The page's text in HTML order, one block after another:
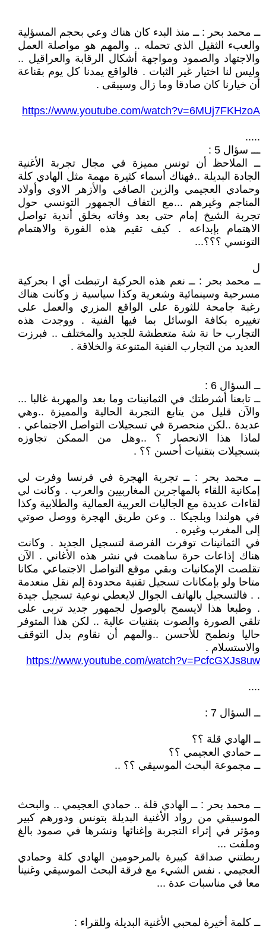
ــ محمد بحر : ــ منذ البدء كان هناك وعي بحجم المسؤلية
والعبء الثقيل الذي تحمله .. والمهم هو مواصلة العمل
والاجتهاد والصمود ومواجهة أشكال الرقابة والعراقيل ..
وليس لنا اختيار غير الثبات . فالواقع يمدنا كل يوم بقناعة
أن خيارنا كان صادقا وما زال وسيبقى .
https://www.youtube.com/watch?v=6MUj7FKHzoA
.....
ـــ سؤال 5 :
ــ الملاحظ أن تونس مميزة في مجال تجربة الأغنية
الجادة البديلة ..فهناك أسماء كثيرة مهمة مثل الهادي كلة
وحمادي العجيمي والزين الصافي والأزهر الاوي وأولاد
المناجم وغيرهم ...مع التفاف الجمهور التونسي حول
تجربة الشيخ إمام حتى بعد وفاته بخلق أندية تواصل
الاهتمام بإبداعه . كيف تقيم هذه الفورة والاهتمام
التونسي ؟؟؟...
ل
ــ محمد بحر : ــ نعم هذه الحركية ارتبطت أي ا بحركية
مسرحية وسينمائية وشعرية وكذا سياسية ز وكانت هناك
رغبة جامحة للثورة على الواقع المزري والعمل على
تغييره بكافة الوسائل بما فيها الفنية . ووجدت هذه
التجارب حا نة شة متعطشة للجديد والمختلف .. فبرزت
العديد من التجارب الفنية المتنوعة والخلاقة .
ــ السؤال 6 :
ــ تابعنا أشرطتك في الثمانينات وما بعد والمهربة غالبا ...
والآن قليل من يتابع التجربة الحالية والمميزة ..وهي
عديدة ..لكن منحصرة في تسجيلات التواصل الاجتماعي .
لماذا هذا الانحصار ؟ ..وهل من الممكن تجاوزه
بتسجيلات بتقنيات أحسن ؟؟ .
ــ محمد بحر : ــ تجربة الهجرة في فرنسا وفرت لي
إمكانية اللقاء بالمهاجرين المغاربيين والعرب . وكانت لي
لقاءات عديدة مع الجاليات العربية العمالية والطلابية وكذا
في هولندا وبلجيكا .. وعن طريق الهجرة ووصل صوتي
إلى المغرب وغيره .
في الثمانينات توفرت الفرصة لتسجيل الجديد . وكانت
هناك إذاعات حرة ساهمت في نشر هذه الأغاني . الآن
تقلصت الإمكانيات وبقي موقع التواصل الاجتماعي مكانا
متاحا ولو بإمكانات تسجيل تقنية محدودة إلم نقل منعدمة
. . فالتسجيل بالهاتف الجوال لايعطي نوعية تسجيل جيدة
. وطبعا هذا لايسمح بالوصول لجمهور جديد تربى على
تلقي الصورة والصوت بتقنيات عالية .. لكن هذا المتوفر
حاليا ونطمح للأحسن ..والمهم أن نقاوم بدل التوقف
والاستسلام .
https://www.youtube.com/watch?v=PcfcGXJs8uw
....
ــ السؤال 7 :
ــ الهادي قلة ؟؟
ــ حمادي العجيمي ؟؟
ــ مجموعة البحث الموسيقي ؟؟ ..
ــ محمد بحر : ــ الهادي قلة .. حمادي العجيمي .. والبحث
الموسيقي من رواد الأغنية البديلة بتونس ودورهم كبير
ومؤثر في إثراء التجربة وإغنائها ونشرها في صمود بالغ
وملفت ...
ربطتني صداقة كبيرة بالمرحومين الهادي كلة وحمادي
العجيمي . نفس الشيء مع فرقة البحث الموسيقي وغنينا
معا في مناسبات عدة ...
ــ كلمة أخيرة لمحبي الأغنية البديلة وللقراء :